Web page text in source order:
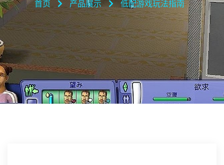
首页 产品展示 低配游戏玩法指南